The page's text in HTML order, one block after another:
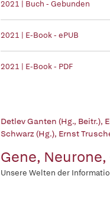
2021 | Buch - Gebunden
2021 | E-Book - ePUB
2021 | E-Book - PDF
Detlev Ganten (Hg., Beitr.),
Schwarz (Hg.), Ernst
Gene, Neurone,
Unsere Welten der